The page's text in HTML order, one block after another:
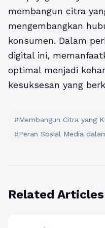
membangun citra
mengembangkan
konsumen. Dalam
digital ini,
optimal menjadi
kesuksesan yang
#Membangun Citra yang
#Peran Sosial Media
Related Articles